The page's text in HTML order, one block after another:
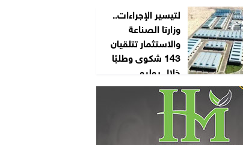
لتيسير الإجراءات..
وزارتا الصناعة
والاستثمار تتلقيان
143 شكوى وطلبًا
خلال يوليو